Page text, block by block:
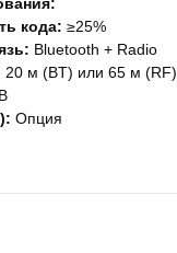
кода: ≥25%
Bluetooth + Radio
20 м (BT) или 65 м (RF)
Опция